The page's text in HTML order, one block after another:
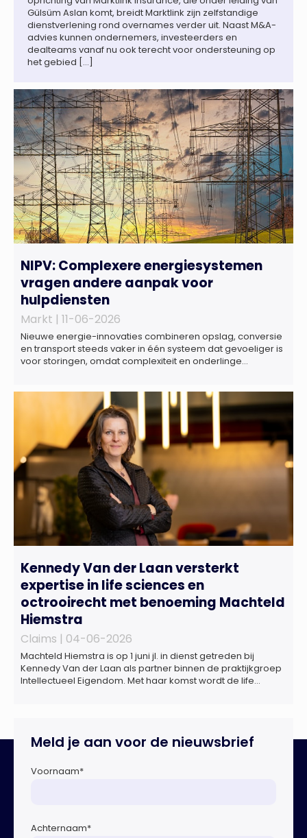
Gülsüm Aslan komt, breidt Marktlink zijn zelfstandige
dienstverlening rond overnames verder uit. Naast M&A-
advies kunnen ondernemers, investeerders en
dealteams vanaf nu ook terecht voor ondersteuning op
het gebied […]
NIPV: Complexere energiesystemen
vragen andere aanpak voor
hulpdiensten
Markt | 11-06-2026
Nieuwe energie-innovaties combineren opslag, conversie
en transport steeds vaker in één systeem dat gevoeliger is
voor storingen, omdat complexiteit en onderlinge
energietransitie. Het NIPV onderzocht zes innovaties met
potentieel grote invloed op het toekomstige
energiesysteem. Het betreft systemen waarbij elektriciteit
Kennedy Van der Laan versterkt
expertise in life sciences en
octrooirecht met benoeming Machteld
Hiemstra
Claims | 04-06-2026
Machteld Hiemstra is op 1 juni jl. in dienst getreden bij
Kennedy Van der Laan als partner binnen de praktijkgroep
Intellectueel Eigendom. Met haar komst wordt de life
Meld je aan voor de nieuwsbrief
Voornaam*
Achternaam*